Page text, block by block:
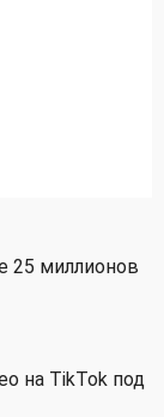
25 миллионов
на TikTok под